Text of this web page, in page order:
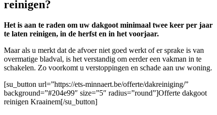
reinigen?
Het is aan te raden om uw dakgoot minimaal twee keer per jaar
te laten reinigen, in de herfst en in het voorjaar.
Maar als u merkt dat de afvoer niet goed werkt of er sprake is van
overmatige bladval, is het verstandig om eerder een vakman in te
schakelen. Zo voorkomt u verstoppingen en schade aan uw woning.
[su_button url=”https://ets-minnaert.be/offerte/dakreiniging/”
background=”#204e99″ size=”5″ radius=”round”]Offerte dakgoot
reinigen Kraainem[/su_button]